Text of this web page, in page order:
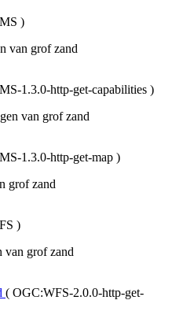
)
van grof zand
1.3.0-http-get-capabilities )
van grof zand
1.3.0-http-get-map )
grof zand
)
van grof zand
( OGC:WFS-2.0.0-http-get-